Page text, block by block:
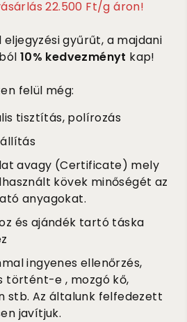
22.500 Ft/g áron!
eljegyzési gyűrűt, a majdani
10% kedvezményt kap!
felül még:
tisztítás, polírozás
avagy (Certificate) mely
kövek minőségét az
anyagokat.
és ajándék tartó táska
ingyenes ellenőrzés,
történt-e , mozgó kő,
stb. Az általunk felfedezett
javítjuk.